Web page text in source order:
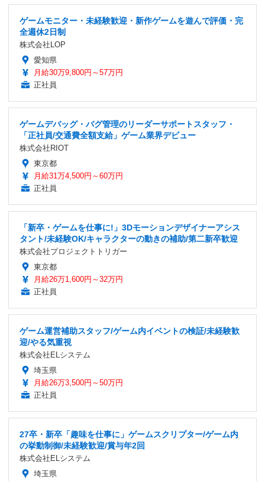
ゲームモニター・未経験歓迎・新作ゲームを遊んで評価・完
全週休2日制
株式会社LOP
愛知県
月給30万9,800円～57万円
正社員
ゲームデバッグ・バグ管理のリーダーサポートスタッフ・
「正社員/交通費全額支給」ゲーム業界デビュー
株式会社RIOT
東京都
月給31万4,500円～60万円
正社員
「新卒・ゲームを仕事に!」3Dモーションデザイナーアシス
タント/未経験OK/キャラクターの動きの補助/第二新卒歓迎
株式会社プロジェクトトリガー
東京都
月給26万1,600円～32万円
正社員
ゲーム運営補助スタッフ/ゲーム内イベントの検証/未経験歓
迎/やる気重視
株式会社ELシステム
埼玉県
月給26万3,500円～50万円
正社員
27卒・新卒「趣味を仕事に」ゲームスクリプター/ゲーム内
の挙動制御/未経験歓迎/賞与年2回
株式会社ELシステム
埼玉県